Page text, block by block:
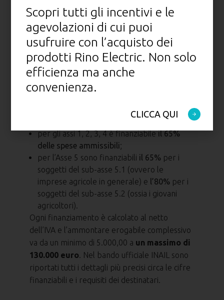
Sono state stanziate dall’INAIL ingenti risorse
per sostenere il miglioramento delle
condizioni di salute e sicurezza dei lavoratori e
gli importi sono ripartiti sulle regioni e sulle
province autonome, nonché divisi per asse di
finanziamento.
per gli assi 1, 2, 3, 4 è finanziabileil 65%
delle spese ammissibili;
per l’Asse 5 sono finanziabili il 65% per i
soggetti del sub-asse 5.1 (ovvero le
imprese agricole in generale) e l’80% per i
soggetti del sub-asse 5.2 (ossia i giovani
agricoltori).
Ogni finanziamento è calcolato al netto
dell’IVA e l’ammontare erogabile complessivo
va da un minimo di 5.000,00 a un massimo di
130.000 euro. Nel bando ufficiale INAIL sono
riportati tutti i dettagli più precisi circa le cifre
finanziabili e i requisiti dei destinatari.
Scopri tutti gli incentivi e le
agevolazioni di cui puoi
usufruire con l’acquisto dei
prodotti Rino Electric. Non solo
efficienza ma anche
convenienza.
CLICCA QUI